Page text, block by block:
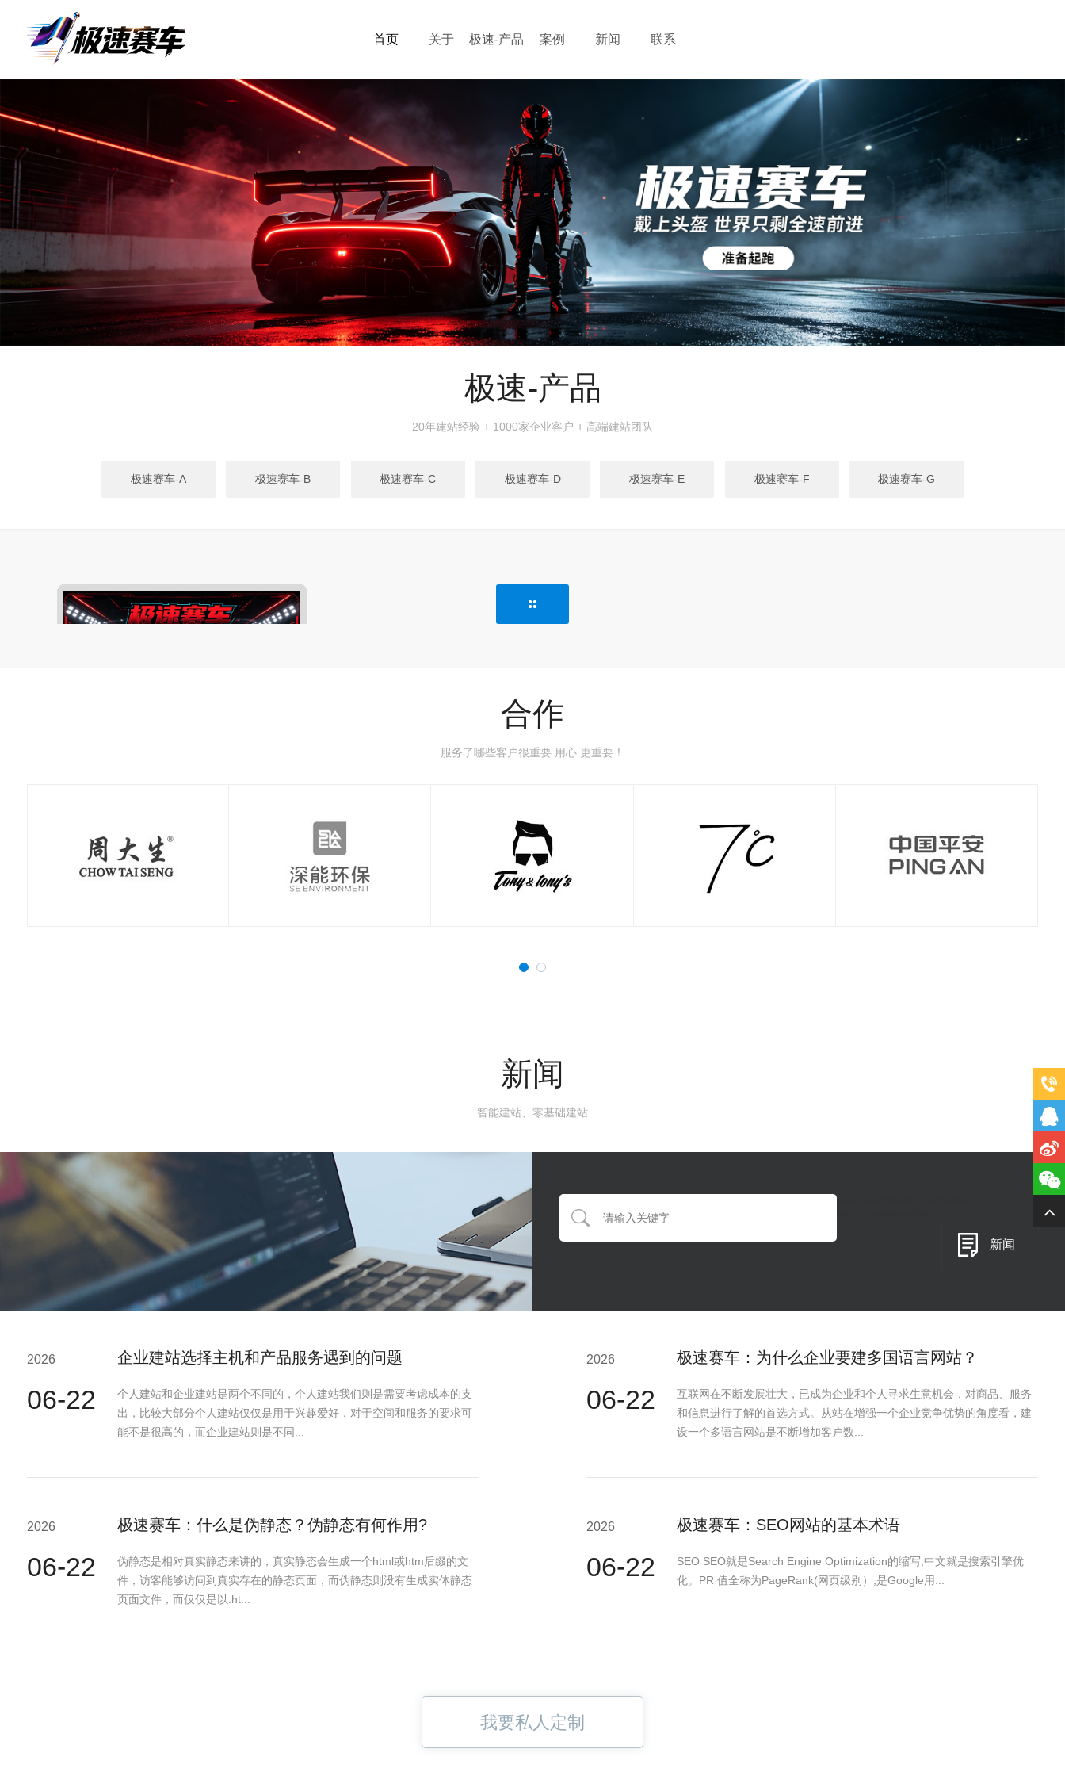
首页 关于 极速-产品 案例 新闻 联系
极速-产品
20年建站经验 + 1000家企业客户 + 高端建站团队
极速赛车-A 极速赛车-B 极速赛车-C 极速赛车-D 极速赛车-E 极速赛车-F 极速赛车-G
合作
服务了哪些客户很重要 用心 更重要！
新闻
智能建站、零基础建站
{eyou:searchform type='default'}
新闻
2026
06-22
企业建站选择主机和产品服务遇到的问题
个人建站和企业建站是两个不同的，个人建站我们则是需要考虑成本的支
出，比较大部分个人建站仅仅是用于兴趣爱好，对于空间和服务的要求可
能不是很高的，而企业建站则是不同...
2026
06-22
极速赛车：为什么企业要建多国语言网站？
互联网在不断发展壮大，已成为企业和个人寻求生意机会，对商品、服务
和信息进行了解的首选方式。从站在增强一个企业竞争优势的角度看，建
设一个多语言网站是不断增加客户数...
2026
06-22
极速赛车：什么是伪静态？伪静态有何作用?
伪静态是相对真实静态来讲的，真实静态会生成一个html或htm后缀的文
件，访客能够访问到真实存在的静态页面，而伪静态则没有生成实体静态
页面文件，而仅仅是以.ht...
2026
06-22
极速赛车：SEO网站的基本术语
SEO SEO就是Search Engine Optimization的缩写,中文就是搜索引擎优
化。PR 值全称为PageRank(网页级别）,是Google用...
我要私人定制